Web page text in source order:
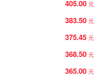
405.00 元
383.50 元
375.45 元
368.50 元
365.00 元